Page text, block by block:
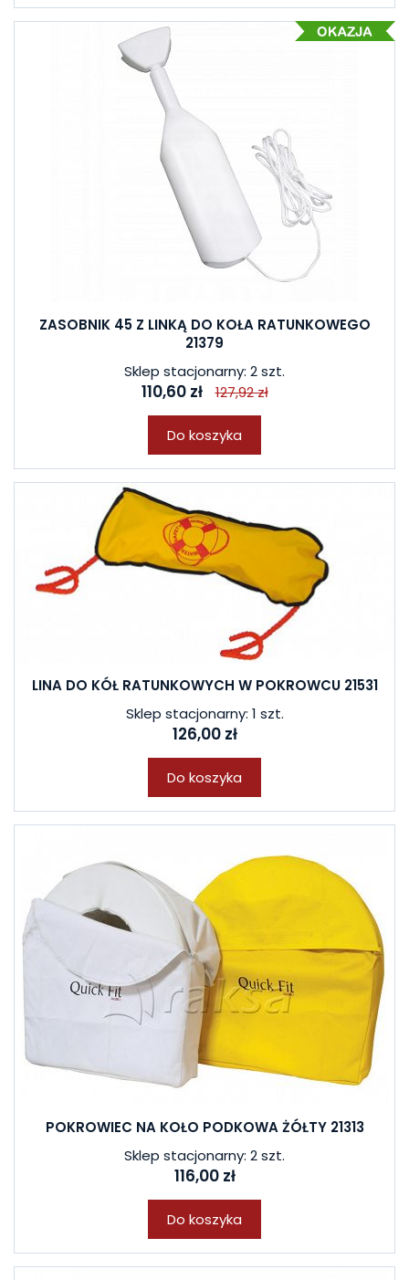
ZASOBNIK 45 Z LINKĄ DO KOŁA RATUNKOWEGO
21379
Sklep stacjonarny: 2 szt.
110,60 zł 127,92 zł
Do koszyka
LINA DO KÓŁ RATUNKOWYCH W POKROWCU 21531
Sklep stacjonarny: 1 szt.
126,00 zł
Do koszyka
POKROWIEC NA KOŁO PODKOWA ŻÓŁTY 21313
Sklep stacjonarny: 2 szt.
116,00 zł
Do koszyka